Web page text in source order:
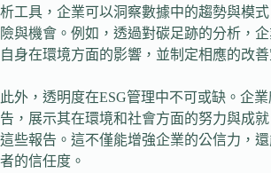
析工具，企業可以洞察數據中的趨勢與模
險與機會。例如，透過對碳足跡的分析，
自身在環境方面的影響，並制定相應的改善
此外，透明度在ESG管理中不可或缺。企
告，展示其在環境和社會方面的努力與成
這些報告。這不僅能增強企業的公信力，
者的信任度。